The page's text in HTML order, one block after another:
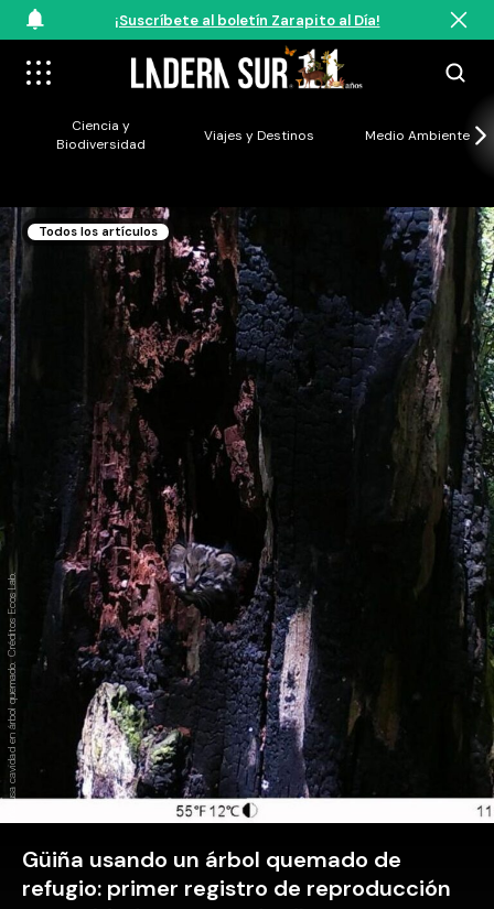
¡Suscríbete al boletín Zarapito al Día!
Ciencia y
Biodiversidad
Viajes y Destinos Medio Ambiente
Güiña usa cavidad en árbol quemado. Créditos Ecos Lab.
Todos los artículos
Güiña usando un árbol quemado de
refugio: primer registro de reproducción